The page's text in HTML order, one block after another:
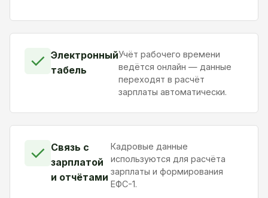
✓ Электронный
табель
Учёт рабочего времени
ведётся онлайн — данные
переходят в расчёт
зарплаты автоматически.
✓ Связь с
зарплатой
и отчётами
Кадровые данные
используются для расчёта
зарплаты и формирования
ЕФС-1.